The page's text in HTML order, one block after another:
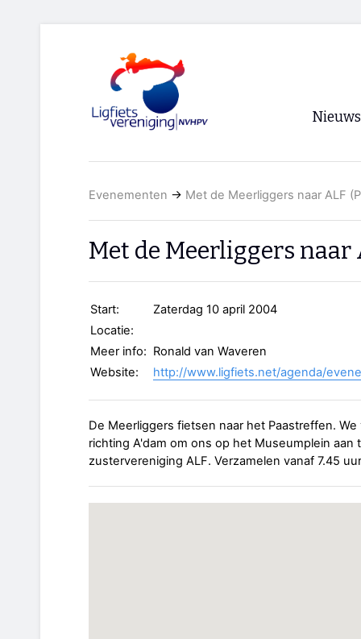
Nieuws
Evenementen → Met de Meerliggers naar ALF
Met de Meerliggers naar
Start:
Zaterdag 10 april 2004
Locatie:
Meer info: Ronald van Waveren
Website:
http://www.ligfiets.net/agenda/
De Meerliggers fietsen naar het Paastreffen.
richting A'dam om ons op het Museumplein aan
zustervereniging ALF. Verzamelen vanaf 7.45